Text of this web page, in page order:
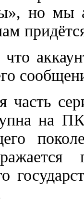
но мы
часть
на